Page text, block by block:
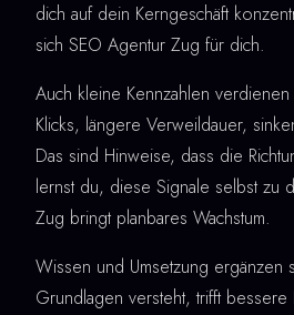
dich auf dein Kerngeschäft
sich SEO Agentur Zug für dich.
Auch kleine Kennzahlen
Klicks, längere Verweildauer,
Das sind Hinweise, dass die
lernst du, diese Signale selbst zu
Zug bringt planbares Wachstum.
Wissen und Umsetzung ergänzen
Grundlagen versteht, trifft bessere